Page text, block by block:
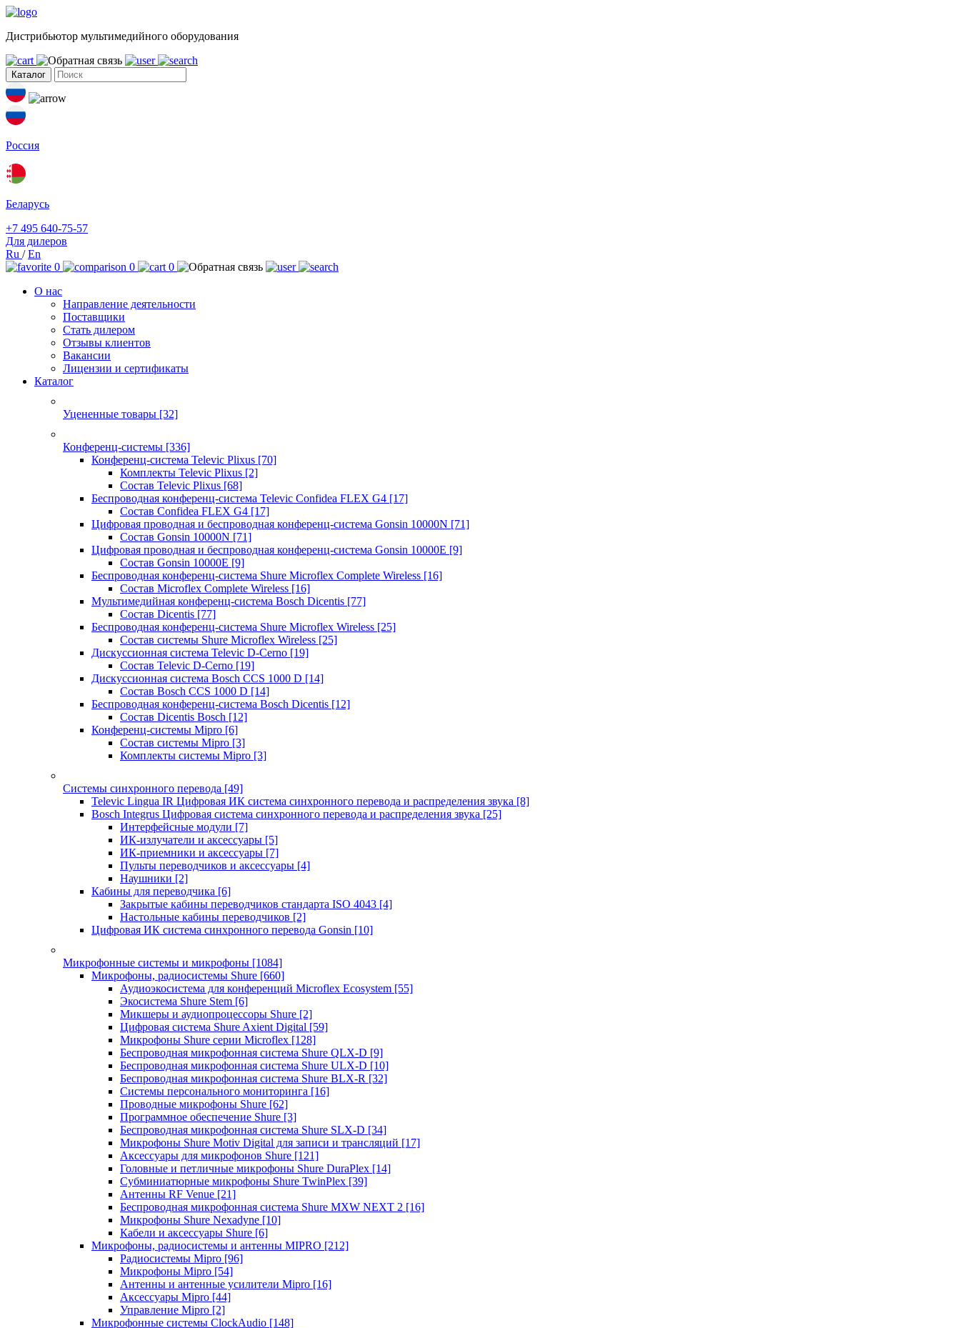
Дистрибьютор мультимедийного оборудования
Каталог
Россия
Беларусь
+7 495 640-75-57
Для дилеров
Ru /En
0
0
0
О нас
Направление деятельности
Поставщики
Стать дилером
Отзывы клиентов
Вакансии
Лицензии и сертификаты
Каталог
Уцененные товары [32]
Конференц-системы [336]
Конференц-система Televic Plixus [70]
Комплекты Televic Plixus [2]
Состав Televic Plixus [68]
Беспроводная конференц-система Televic Confidea FLEX G4 [17]
Состав Confidea FLEX G4 [17]
Цифровая проводная и беспроводная конференц-система Gonsin 10000N [71]
Состав Gonsin 10000N [71]
Цифровая проводная и беспроводная конференц-система Gonsin 10000E [9]
Состав Gonsin 10000E [9]
Беспроводная конференц-система Shure Microflex Complete Wireless [16]
Состав Microflex Complete Wireless [16]
Мультимедийная конференц-система Bosch Dicentis [77]
Состав Dicentis [77]
Беспроводная конференц-система Shure Microflex Wireless [25]
Состав системы Shure Microflex Wireless [25]
Дискуссионная система Televic D-Cerno [19]
Состав Televic D-Cerno [19]
Дискуссионная система Bosch CCS 1000 D [14]
Состав Bosch CCS 1000 D [14]
Беспроводная конференц-система Bosch Dicentis [12]
Состав Dicentis Bosch [12]
Конференц-системы Mipro [6]
Состав системы Mipro [3]
Комплекты системы Mipro [3]
Системы синхронного перевода [49]
Televic Lingua IR Цифровая ИК система синхронного перевода и распределения звука [8]
Bosch Integrus Цифровая система синхронного перевода и распределения звука [25]
Интерфейсные модули [7]
ИК-излучатели и аксессуары [5]
ИК-приемники и аксессуары [7]
Пульты переводчиков и аксессуары [4]
Наушники [2]
Кабины для переводчика [6]
Закрытые кабины переводчиков стандарта ISO 4043 [4]
Настольные кабины переводчиков [2]
Цифровая ИК система синхронного перевода Gonsin [10]
Микрофонные системы и микрофоны [1084]
Микрофоны, радиосистемы Shure [660]
Аудиоэкосистема для конференций Microflex Ecosystem [55]
Экосистема Shure Stem [6]
Микшеры и аудиопроцессоры Shure [2]
Цифровая система Shure Axient Digital [59]
Микрофоны Shure серии Microflex [128]
Беспроводная микрофонная система Shure QLX-D [9]
Беспроводная микрофонная система Shure ULX-D [10]
Беспроводная микрофонная система Shure BLX-R [32]
Системы персонального мониторинга [16]
Проводные микрофоны Shure [62]
Программное обеспечение Shure [3]
Беспроводная микрофонная система Shure SLX-D [34]
Микрофоны Shure Motiv Digital для записи и трансляций [17]
Аксессуары для микрофонов Shure [121]
Головные и петличные микрофоны Shure DuraPlex [14]
Субминиатюрные микрофоны Shure TwinPlex [39]
Антенны RF Venue [21]
Беспроводная микрофонная система Shure MXW NEXT 2 [16]
Микрофоны Shure Nexadyne [10]
Кабели и аксессуары Shure [6]
Микрофоны, радиосистемы и антенны MIPRO [212]
Радиосистемы Mipro [96]
Микрофоны Mipro [54]
Антенны и антенные усилители Mipro [16]
Аксессуары Mipro [44]
Управление Mipro [2]
Микрофонные системы ClockAudio [148]